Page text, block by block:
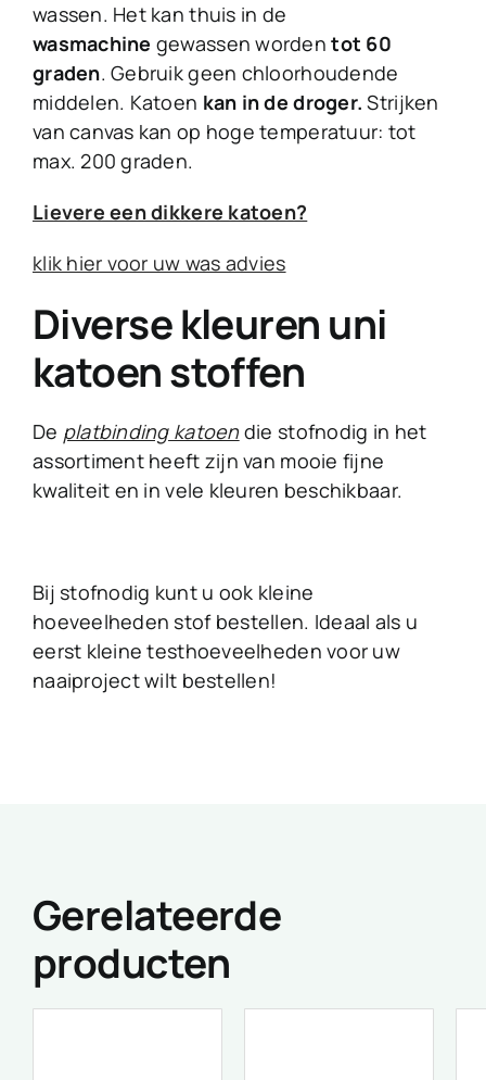
wassen. Het kan thuis in de
wasmachine gewassen wordentot 60
graden. Gebruik geen chloorhoudende
middelen. Katoen kan in de droger. Strijken
van canvas kan op hoge temperatuur: tot
max. 200 graden.
Lievere een dikkere katoen?
klik hier voor uw was advies
Diverse kleuren uni
katoen stoffen
De platbinding katoen die stofnodig in het
assortiment heeft zijn van mooie fijne
kwaliteit en in vele kleuren beschikbaar.
Bij stofnodig kunt u ook kleine
hoeveelheden stof bestellen. Ideaal als u
eerst kleine testhoeveelheden voor uw
naaiproject wilt bestellen!
Gerelateerde
producten